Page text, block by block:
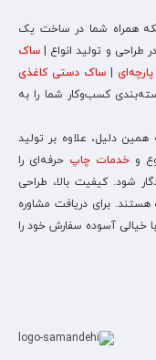
همراه شما در ساخت یک
طراحی و تولید انواع | ساک
| ساک دستی کاغذی
کسب‌وکار شما را به
دلیل، علاوه بر تولید
و خدمات چاپ حرفه‌ای را
شود. کیفیت بالا، طراحی
برای دریافت مشاوره
خیالی آسوده سفارش خود را